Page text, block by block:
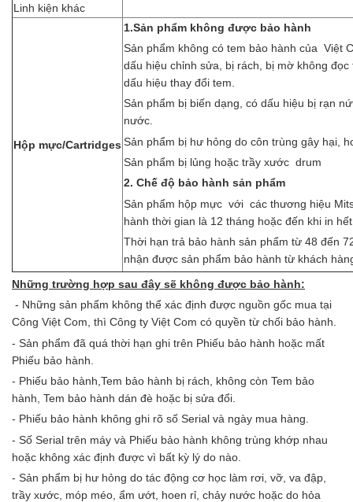
Linh kiện khác
Hộp mực/Cartridges
1.Sản phẩm không được bảo hành
Sản phẩm không có tem bảo hành của Việt
dấu hiệu chỉnh sửa, bị rách, bị mờ không
dấu hiệu thay đổi tem.
Sản phẩm bị biến dạng, có dấu hiệu bị rạn
nước.
Sản phẩm bị hư hỏng do côn trùng gây hại,
Sản phẩm bị lủng hoặc trầy xước drum
2. Chế độ bảo hành sản phẩm
Sản phẩm hộp mực với các thương hiệu
hành thời gian là 12 tháng hoặc đến khi in
Thời hạn trả bảo hành sản phẩm từ 48 đến
nhận được sản phẩm bảo hành từ khách
Những trường hợp sau đây sẽ không được bảo hành:
- Những sản phẩm không thể xác định được nguồn gốc mua tại
Công Việt Com, thì Công ty Việt Com có quyền từ chối bảo hành.
- Sản phẩm đã quá thời hạn ghi trên Phiếu bảo hành hoặc mất
Phiếu bảo hành.
- Phiếu bảo hành,Tem bảo hành bị rách, không còn Tem bảo
hành, Tem bảo hành dán đè hoặc bị sửa đổi.
- Phiếu bảo hành không ghi rõ số Serial và ngày mua hàng.
- Số Serial trên máy và Phiếu bảo hành không trùng khớp nhau
hoặc không xác định được vì bất kỳ lý do nào.
- Sản phẩm bị hư hỏng do tác động cơ học làm rơi, vỡ, va đập,
trầy xước, móp méo, ẩm ướt, hoen rỉ, chảy nước hoặc do hỏa